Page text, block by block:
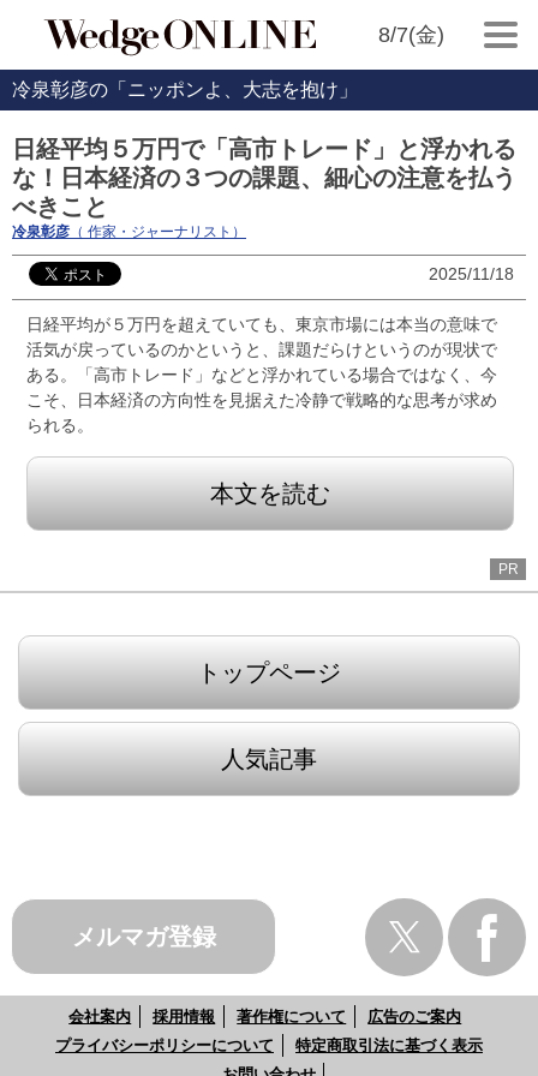
8/7(金)
冷泉彰彦の「ニッポンよ、大志を抱け」
日経平均５万円で「高市トレード」と浮かれる
な！日本経済の３つの課題、細心の注意を払う
べきこと
冷泉彰彦 （ 作家・ジャーナリスト）
2025/11/18
日経平均が５万円を超えていても、東京市場には本当の意味で
活気が戻っているのかというと、課題だらけというのが現状で
ある。「高市トレード」などと浮かれている場合ではなく、今
こそ、日本経済の方向性を見据えた冷静で戦略的な思考が求め
られる。
本文を読む
PR
トップページ
人気記事
メルマガ登録
会社案内 採用情報 著作権について
広告のご案内
プライバシーポリシーについて
特定商取引法に基づく表示